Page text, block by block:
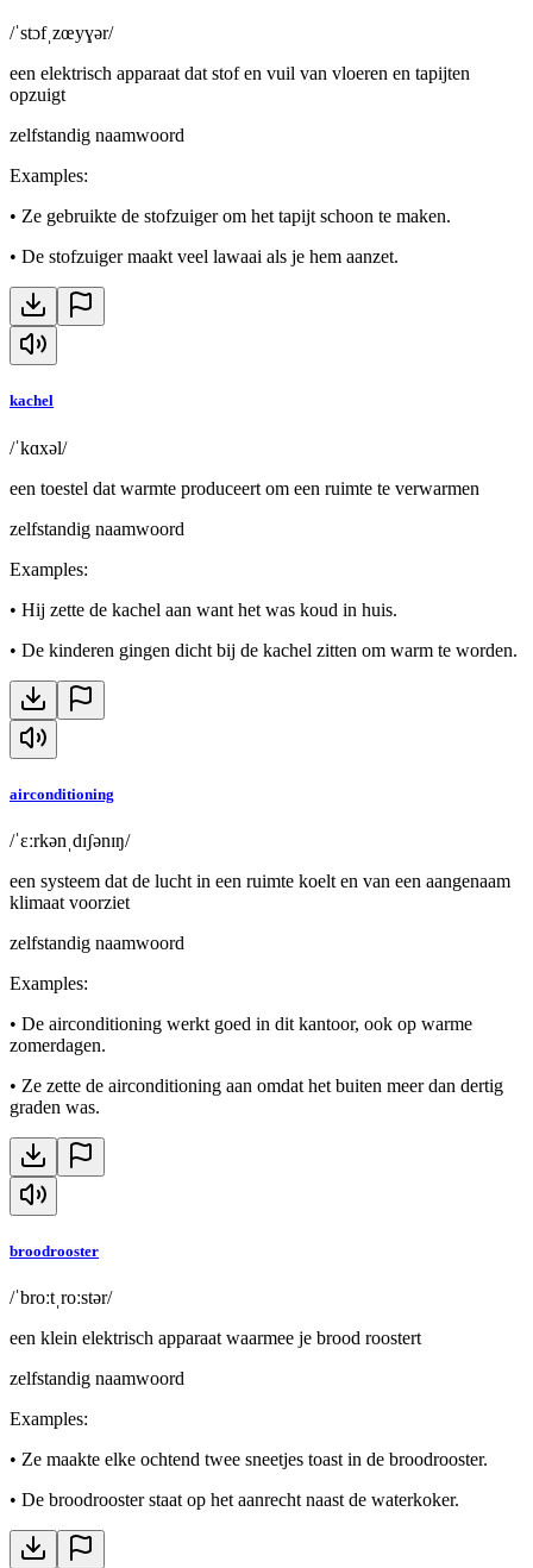
/ˈstɔfˌzœyɣər/
een elektrisch apparaat dat stof en vuil van vloeren en tapijten
opzuigt
zelfstandig naamwoord
Examples:
• Ze gebruikte de stofzuiger om het tapijt schoon te maken.
• De stofzuiger maakt veel lawaai als je hem aanzet.
kachel
/ˈkɑxəl/
een toestel dat warmte produceert om een ruimte te verwarmen
zelfstandig naamwoord
Examples:
• Hij zette de kachel aan want het was koud in huis.
• De kinderen gingen dicht bij de kachel zitten om warm te worden.
airconditioning
/ˈɛːrkənˌdɪʃənɪŋ/
een systeem dat de lucht in een ruimte koelt en van een aangenaam
klimaat voorziet
zelfstandig naamwoord
Examples:
• De airconditioning werkt goed in dit kantoor, ook op warme
zomerdagen.
• Ze zette de airconditioning aan omdat het buiten meer dan dertig
graden was.
broodrooster
/ˈbroːtˌroːstər/
een klein elektrisch apparaat waarmee je brood roostert
zelfstandig naamwoord
Examples:
• Ze maakte elke ochtend twee sneetjes toast in de broodrooster.
• De broodrooster staat op het aanrecht naast de waterkoker.